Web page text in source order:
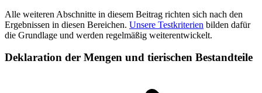
Alle weiteren Abschnitte in diesem Beitrag richten sich nach den
Ergebnissen in diesen Bereichen. Unsere Testkriterien bilden dafür
die Grundlage und werden regelmäßig weiterentwickelt.
Deklaration der Mengen und tierischen Bestandteile